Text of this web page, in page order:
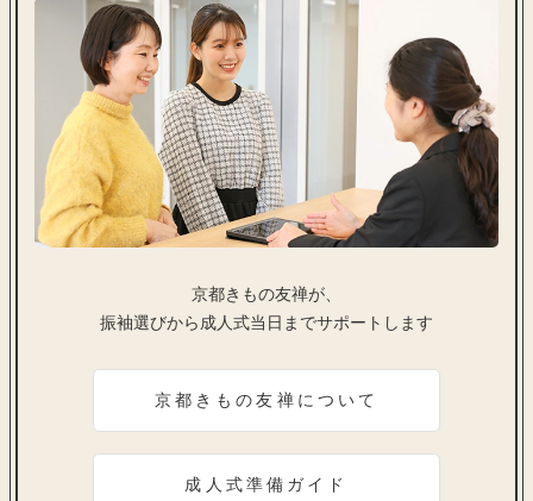
京都きもの友禅が、
振袖選びから成人式当日までサポートします
京都きもの友禅について
成人式準備ガイド